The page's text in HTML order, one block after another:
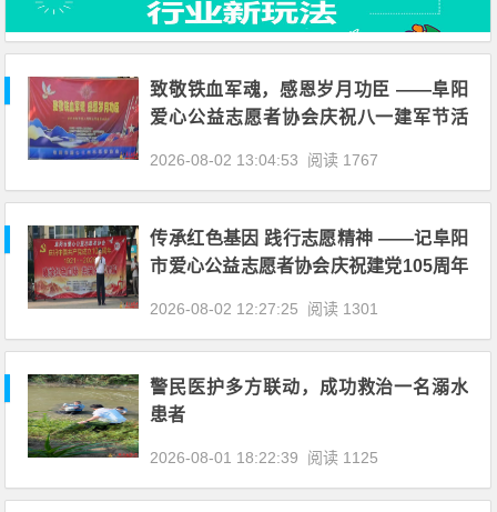
致敬铁血军魂，感恩岁月功臣 ——阜阳
爱心公益志愿者协会庆祝八一建军节活
2026-08-02 13:04:53 阅读 1767
传承红色基因 践行志愿精神 ——记阜阳
市爱心公益志愿者协会庆祝建党105周年
2026-08-02 12:27:25 阅读 1301
警民医护多方联动，成功救治一名溺水
患者
2026-08-01 18:22:39 阅读 1125